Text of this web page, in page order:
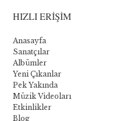
meilleurs
jeux
Bien
que
Novomatic
propose
quelques
HIZLI ERİŞİM
Anasayfa
Sanatçılar
Albümler
Yeni Çıkanlar
Pek Yakında
Müzik Videoları
Etkinlikler
Blog